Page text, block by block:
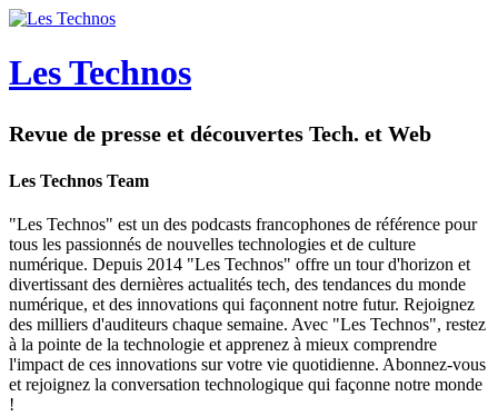
Les Technos
Revue de presse et découvertes Tech. et Web
Les Technos Team
"Les Technos" est un des podcasts francophones de référence pour
tous les passionnés de nouvelles technologies et de culture
numérique. Depuis 2014 "Les Technos" offre un tour d'horizon et
divertissant des dernières actualités tech, des tendances du monde
numérique, et des innovations qui façonnent notre futur. Rejoignez
des milliers d'auditeurs chaque semaine. Avec "Les Technos", restez
à la pointe de la technologie et apprenez à mieux comprendre
l'impact de ces innovations sur votre vie quotidienne. Abonnez-vous
et rejoignez la conversation technologique qui façonne notre monde
!